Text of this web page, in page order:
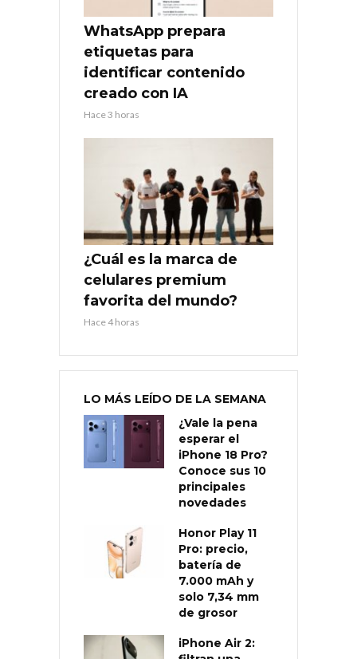
WhatsApp prepara
etiquetas para
identificar contenido
creado con IA
Hace 3 horas
¿Cuál es la marca de
celulares premium
favorita del mundo?
Hace 4 horas
LO MÁS LEÍDO DE LA SEMANA
¿Vale la pena
esperar el
iPhone 18 Pro?
Conoce sus 10
principales
novedades
Honor Play 11
Pro: precio,
batería de
7.000 mAh y
solo 7,34 mm
de grosor
iPhone Air 2: